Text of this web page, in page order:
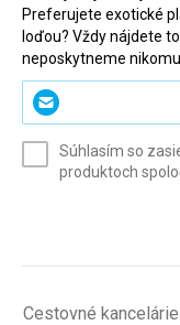
Preferujete exotické
loďou? Vždy nájdete
neposkytneme
Zadajte
svoj
(povinné)
Súhlasím so
produktoch
Cestovné kancelárie